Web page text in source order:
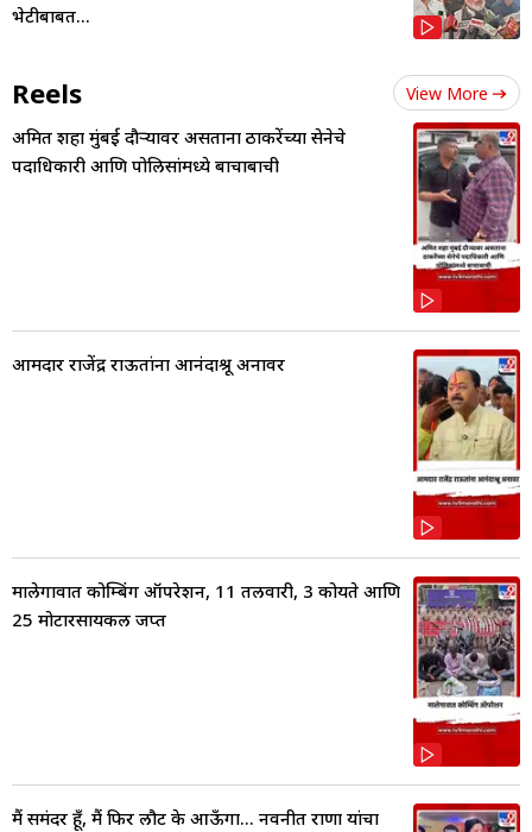
भेटीबाबत...
Reels View More
अमित शहा मुंबई दौऱ्यावर असताना ठाकरेंच्या सेनेचे
पदाधिकारी आणि पोलिसांमध्ये बाचाबाची
आमदार राजेंद्र राऊतांना आनंदाश्रू अनावर
मालेगावात कोम्बिंग ऑपरेशन, 11 तलवारी, 3 कोयते आणि
25 मोटारसायकल जप्त
मैं समंदर हूँ, मैं फिर लौट के आऊँगा... नवनीत राणा यांचा